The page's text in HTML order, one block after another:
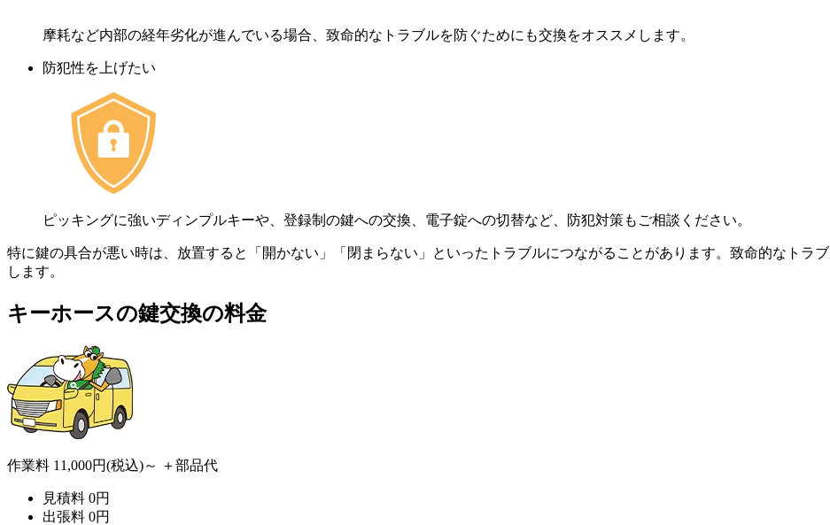
摩耗など内部の経年劣化が進んでいる場合、致命的なトラブルを防ぐためにも交換をオススメします。
防犯性を上げたい
ピッキングに強いディンプルキーや、登録制の鍵への交換、電子錠への切替など、防犯対策もご相談ください。
特に鍵の具合が悪い時は、放置すると「開かない」「閉まらない」といったトラブルにつながることがあります。致命的なトラ
します。
キーホースの鍵交換の料金
作業料 11,000円(税込)～ ＋部品代
見積料 0円
出張料 0円